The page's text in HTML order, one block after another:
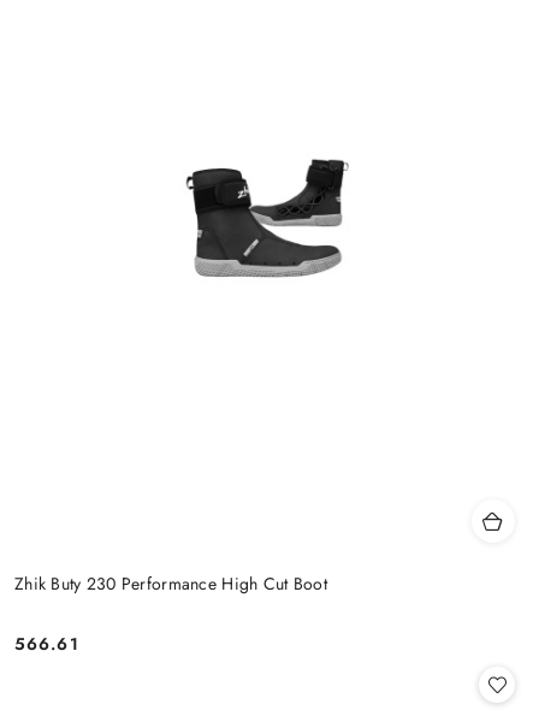
Zhik Buty 230 Performance High Cut Boot
Cena:
566.61